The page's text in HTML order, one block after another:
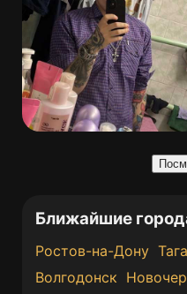
Ближайшие
Ростов-на-Дону
Волгодонск